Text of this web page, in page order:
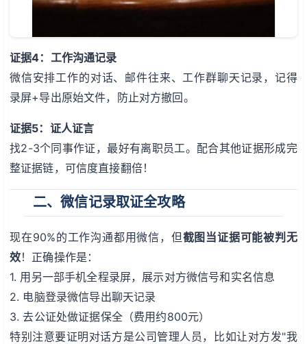
证据4：工作沟通记录
微信安排工作的对话、邮件往来、工作群聊天记录，记得
录屏+导出原始文件，防止对方撤回。
证据5：证人证言
找2-3个同事作证，最好有离职员工。配合其他证据形成完
整证据链，可信度直接翻倍！
二、微信记录取证全攻略
现在90%的工作沟通都用微信，但截图当证据可能被判无
效！正确操作是：
1. 用另一部手机全程录屏，展示对方微信号和实名信息
2. 电脑登录微信导出聊天记录
3. 去公证处做证据保全（费用约800元）
特别注意要证明对话方是公司管理人员，比如让对方发"我